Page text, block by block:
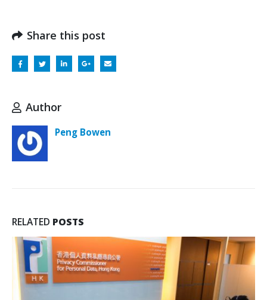
Share this post
Author
Peng Bowen
RELATED POSTS